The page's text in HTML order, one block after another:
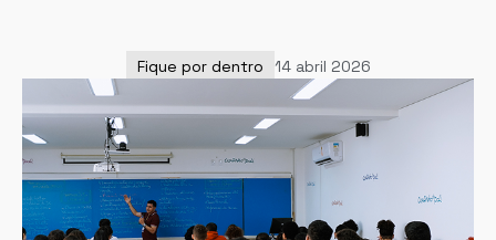
Fique por dentro 14 abril 2026